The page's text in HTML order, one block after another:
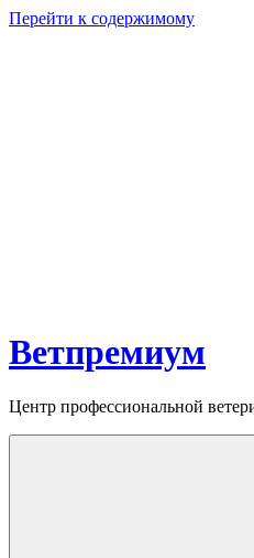
Перейти к содержимому
Ветпремиум
Центр профессиональной